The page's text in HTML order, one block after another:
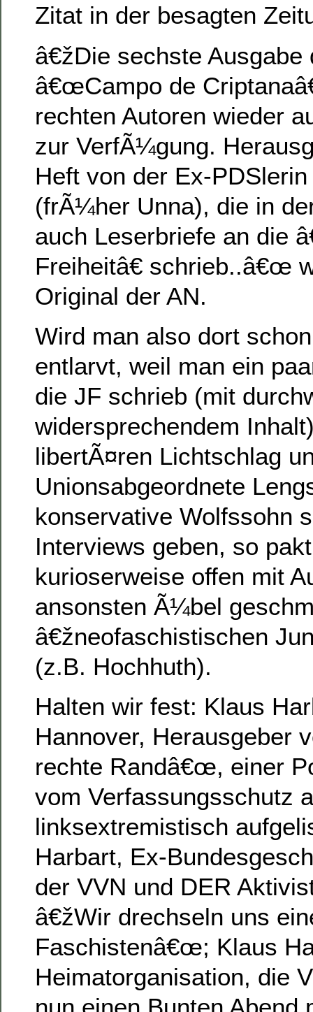
Zitat in der besagten
â€žDie sechste Ausgabe
â€œCampo de
rechten Autoren wieder
zur VerfÃ¼gung.
Heft von der Ex-
(frÃ¼her Unna), die in
auch Leserbriefe an die
Freiheitâ€ schrieb..â€œ
Original der AN.
Wird man also dort
entlarvt, weil man ein
die JF schrieb (mit
widersprechendem
libertÃ¤ren Lichtschlag
Unionsabgeordnete
konservative Wolfssohn
Interviews geben, so
kurioserweise offen mit
ansonsten Ã¼bel
â€žneofaschistischen
(z.B. Hochhuth).
Halten wir fest: Klaus
Hannover, Herausgeber
rechte Randâ€œ, einer
vom Verfassungsschutz
linksextremistisch
Harbart, Ex-
der VVN und DER
â€žWir drechseln uns
Faschistenâ€œ; Klaus
Heimatorganisation, die